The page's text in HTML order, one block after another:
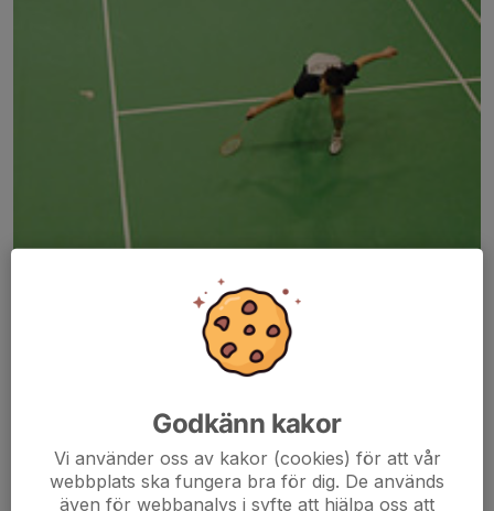
Här hamnar automatiskt de senaste nyheterna på hemsidan. För
att kunna börja administrera hemsidan loggar du in högst upp till
Godkänn kakor
Vi använder oss av kakor (cookies) för att vår
webbplats ska fungera bra för dig. De används
även för webbanalys i syfte att hjälpa oss att